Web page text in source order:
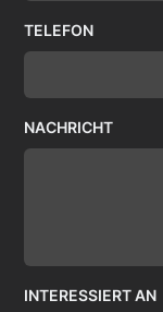
TELEFON
NACHRICHT
INTERESSIERT AN